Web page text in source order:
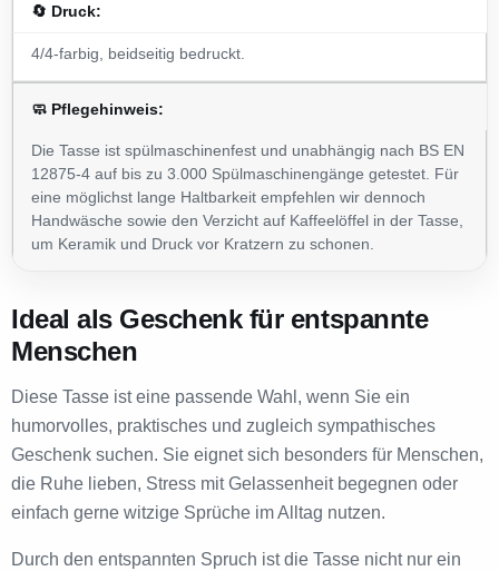
🔄️ Druck:
4/4-farbig, beidseitig bedruckt.
🧼 Pflegehinweis:
Die Tasse ist spülmaschinenfest und unabhängig nach BS EN
12875-4 auf bis zu 3.000 Spülmaschinengänge getestet. Für
eine möglichst lange Haltbarkeit empfehlen wir dennoch
Handwäsche sowie den Verzicht auf Kaffeelöffel in der Tasse,
um Keramik und Druck vor Kratzern zu schonen.
Ideal als Geschenk für entspannte
Menschen
Diese Tasse ist eine passende Wahl, wenn Sie ein
humorvolles, praktisches und zugleich sympathisches
Geschenk suchen. Sie eignet sich besonders für Menschen,
die Ruhe lieben, Stress mit Gelassenheit begegnen oder
einfach gerne witzige Sprüche im Alltag nutzen.
Durch den entspannten Spruch ist die Tasse nicht nur ein